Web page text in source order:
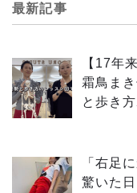
最新記事
【17年
霜鳥ま
と歩き
「右足
驚いた